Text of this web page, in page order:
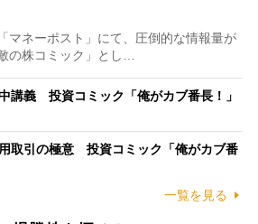
マネーポスト」にて、圧倒的な情報量が
の株コミック」とし…
講義 投資コミック「俺がカブ番長！」
取引の極意 投資コミック「俺がカブ番
一覧を見る